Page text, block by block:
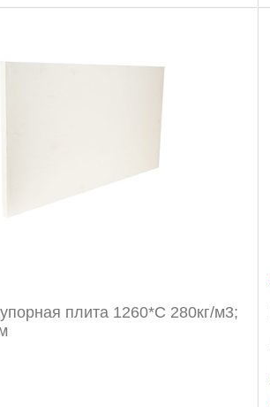
плита 1260*С 280кг/м3;